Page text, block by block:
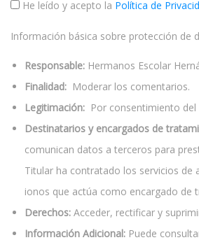
He leído y acepto la Política de
Información básica sobre protección de
Responsable: Hermanos Escolar
Finalidad: Moderar los comentarios.
Legitimación: Por consentimiento del
Destinatarios y encargados de
comunican datos a terceros para
Titular ha contratado los servicios de
ionos que actúa como encargado de
Derechos: Acceder, rectificar y
Información Adicional: Puede